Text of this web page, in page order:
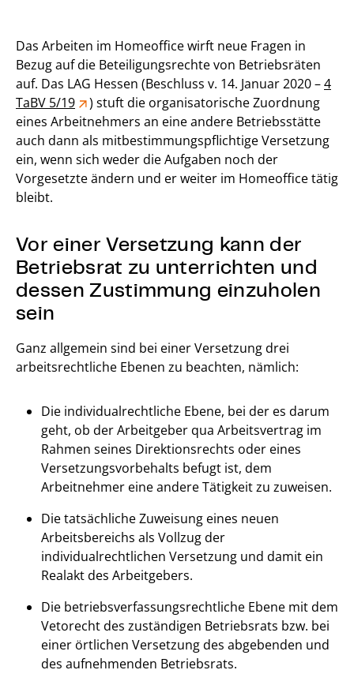
Das Arbeiten im Homeoffice wirft neue Fragen in
Bezug auf die Beteiligungsrechte von Betriebsräten
auf. Das LAG Hessen (Beschluss v. 14. Januar 2020 –4
TaBV 5/19
) stuft die organisatorische Zuordnung
eines Arbeitnehmers an eine andere Betriebsstätte
auch dann als mitbestimmungspflichtige Versetzung
ein, wenn sich weder die Aufgaben noch der
Vorgesetzte ändern und er weiter im Homeoffice tätig
bleibt.
Vor einer Versetzung kann der
Betriebsrat zu unterrichten und
dessen Zustimmung einzuholen
sein
Ganz allgemein sind bei einer Versetzung drei
arbeitsrechtliche Ebenen zu beachten, nämlich:
Die individualrechtliche Ebene, bei der es darum
geht, ob der Arbeitgeber qua Arbeitsvertrag im
Rahmen seines Direktionsrechts oder eines
Versetzungsvorbehalts befugt ist, dem
Arbeitnehmer eine andere Tätigkeit zu zuweisen.
Die tatsächliche Zuweisung eines neuen
Arbeitsbereichs als Vollzug der
individualrechtlichen Versetzung und damit ein
Realakt des Arbeitgebers.
Die betriebsverfassungsrechtliche Ebene mit dem
Vetorecht des zuständigen Betriebsrats bzw. bei
einer örtlichen Versetzung des abgebenden und
des aufnehmenden Betriebsrats.